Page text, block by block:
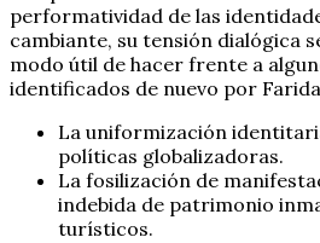
performatividad de las
cambiante, su tensión dialógica
modo útil de hacer frente a
identificados de nuevo por
La uniformización
políticas globalizadoras.
La fosilización de
indebida de patrimonio
turísticos.